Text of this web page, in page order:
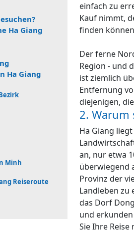
Ha Giang
Ha Giang
Minh
Reiseroute
einfach zu
Kauf nimmt,
finden
Der ferne
Region - und
ist ziemlich
Entfernung
diejenigen,
2. Warum
Ha Giang
an, nur etwa
überwiegend
Provinz der
Landleben
das Dorf
und
Sie Ihre